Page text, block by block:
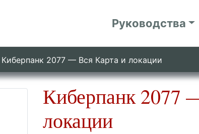
Руководства
Киберпанк 2077 — Вся Карта и локации
Киберпанк 2077
локации